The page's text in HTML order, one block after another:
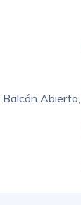
Balcón Abierto,